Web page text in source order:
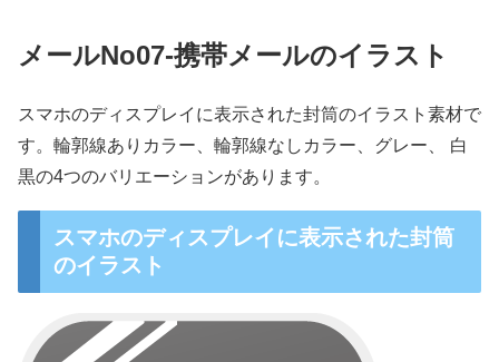
メールNo07-携帯メールのイラスト
スマホのディスプレイに表示された封筒のイラスト素材で
す。輪郭線ありカラー、輪郭線なしカラー、グレー、 白
黒の4つのバリエーションがあります。
スマホのディスプレイに表示された封筒
のイラスト